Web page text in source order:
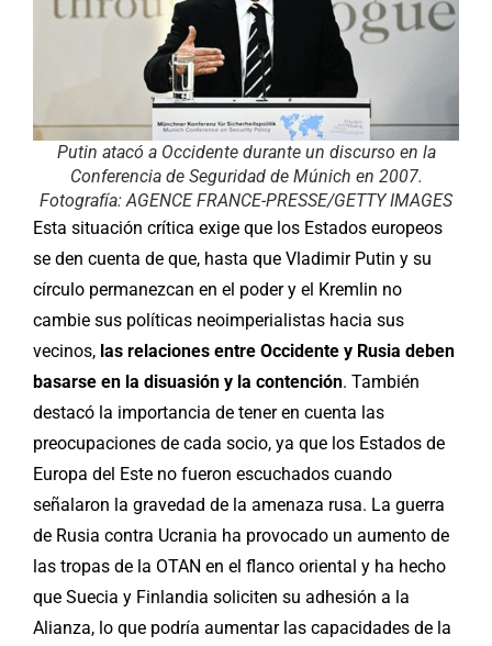
Putin atacó a Occidente durante un discurso en la
Conferencia de Seguridad de Múnich en 2007.
Fotografía: AGENCE FRANCE-PRESSE/GETTY IMAGES
Esta situación crítica exige que los Estados europeos
se den cuenta de que, hasta que Vladimir Putin y su
círculo permanezcan en el poder y el Kremlin no
cambie sus políticas neoimperialistas hacia sus
vecinos, las relaciones entre Occidente y Rusia deben
basarse en la disuasión y la contención. También
destacó la importancia de tener en cuenta las
preocupaciones de cada socio, ya que los Estados de
Europa del Este no fueron escuchados cuando
señalaron la gravedad de la amenaza rusa. La guerra
de Rusia contra Ucrania ha provocado un aumento de
las tropas de la OTAN en el flanco oriental y ha hecho
que Suecia y Finlandia soliciten su adhesión a la
Alianza, lo que podría aumentar las capacidades de la